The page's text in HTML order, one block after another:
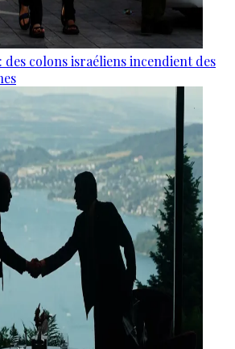
des colons israéliens incendient des